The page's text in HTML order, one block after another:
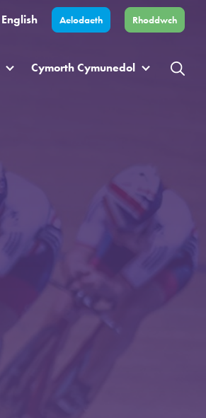
English Aelodaeth Rhoddwch
Cymorth Cymunedol